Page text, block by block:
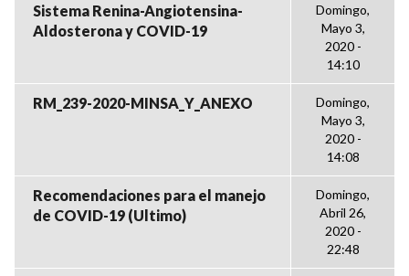
Sistema Renina-Angiotensina-
Aldosterona y COVID-19
Domingo,
Mayo 3,
2020 -
14:10
RM_239-2020-MINSA_Y_ANEXO
Domingo,
Mayo 3,
2020 -
14:08
Recomendaciones para el manejo
de COVID-19 (Ultimo)
Domingo,
Abril 26,
2020 -
22:48